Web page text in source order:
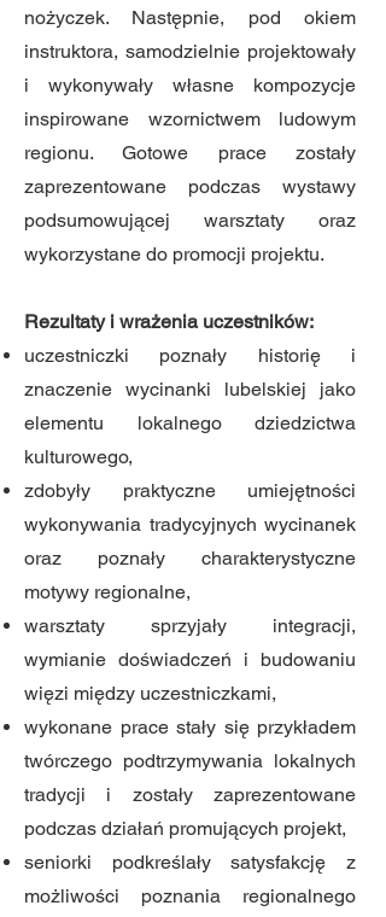
nożyczek. Następnie, pod okiem
instruktora, samodzielnie projektowały
i wykonywały własne kompozycje
inspirowane wzornictwem ludowym
regionu. Gotowe prace zostały
zaprezentowane podczas wystawy
podsumowującej warsztaty oraz
wykorzystane do promocji projektu.
Rezultaty i wrażenia uczestników:
uczestniczki poznały historię i
znaczenie wycinanki lubelskiej jako
elementu lokalnego dziedzictwa
kulturowego,
zdobyły praktyczne umiejętności
wykonywania tradycyjnych wycinanek
oraz poznały charakterystyczne
motywy regionalne,
warsztaty sprzyjały integracji,
wymianie doświadczeń i budowaniu
więzi między uczestniczkami,
wykonane prace stały się przykładem
twórczego podtrzymywania lokalnych
tradycji i zostały zaprezentowane
podczas działań promujących projekt,
seniorki podkreślały satysfakcję z
możliwości poznania regionalnego